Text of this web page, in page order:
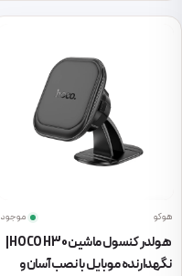
هوکو موجود
نگهدارنده موبایل با نصب آسان و